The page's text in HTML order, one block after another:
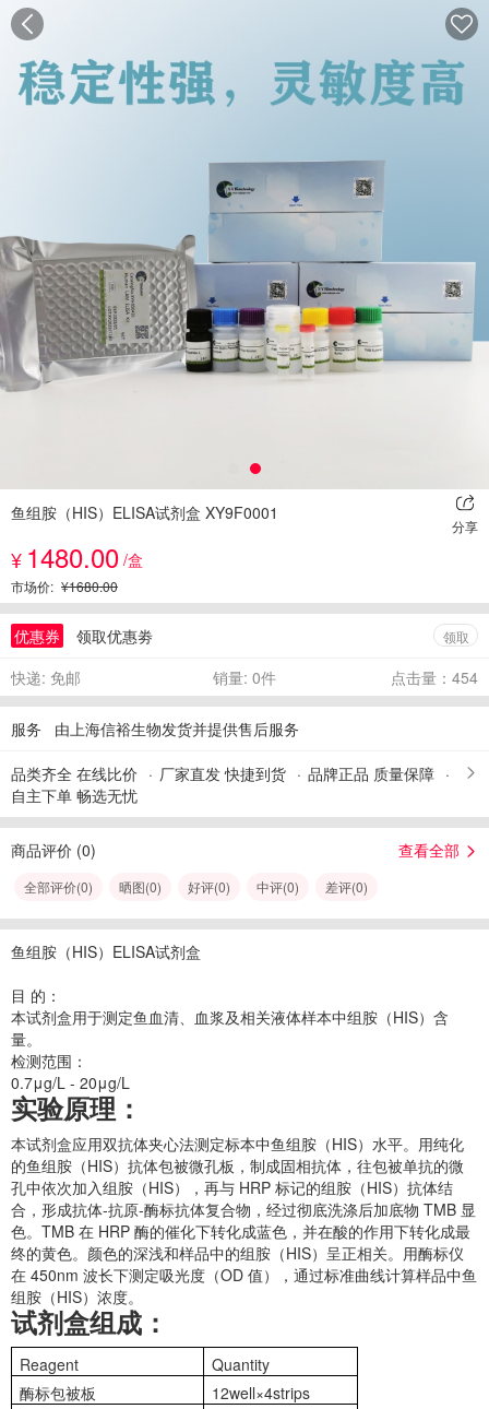
鱼组胺（HIS）ELISA试剂盒 XY9F0001
分享
¥ 1480.00 /盒
市场价: ¥1680.00
优惠券 领取优惠劵 领取
快递: 免邮 销量: 0件 点击量：454
服务 由上海信裕生物发货并提供售后服务
品类齐全 在线比价 厂家直发 快捷到货
品牌正品 质量保障
自主下单 畅选无忧
商品评价 (0) 查看全部
全部评价(0) 晒图(0) 好评(0) 中评(0) 差评(0)
鱼组胺（HIS）ELISA试剂盒
目 的：
本试剂盒用于测定鱼血清、血浆及相关液体样本中组胺（HIS）含
量。
检测范围：
0.7μg/L - 20μg/L
实验原理：
本试剂盒应用双抗体夹心法测定标本中鱼组胺（HIS）水平。用纯化
的鱼组胺（HIS）抗体包被微孔板，制成固相抗体，往包被单抗的微
孔中依次加入组胺（HIS），再与 HRP 标记的组胺（HIS）抗体结
合，形成抗体-抗原-酶标抗体复合物，经过彻底洗涤后加底物 TMB 显
色。TMB 在 HRP 酶的催化下转化成蓝色，并在酸的作用下转化成最
终的黄色。颜色的深浅和样品中的组胺（HIS）呈正相关。用酶标仪
在 450nm 波长下测定吸光度（OD 值），通过标准曲线计算样品中鱼
组胺（HIS）浓度。
试剂盒组成：
Reagent
Quantity
酶标包被板
12well×4strips